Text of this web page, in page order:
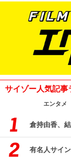
サイゾー人気記事
エンタメ
倉持由香、
有名人サイ